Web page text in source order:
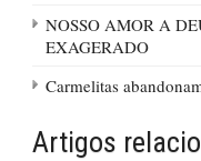
NOSSO AMOR A
EXAGERADO
Carmelitas
Artigos